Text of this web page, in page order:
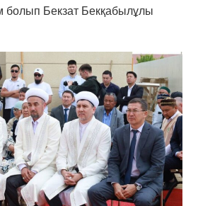
Бекзат Бекқабылұлы